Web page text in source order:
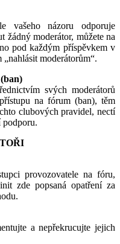
vašeho názoru odporuje
žádný moderátor, můžete na
pod každým příspěvkem v
moderátorům“.
svých moderátorů
na fórum (ban), těm
clubových pravidel, nectí
podporu.
provozovatele na fóru,
zde popsaná opatření za
a nepřekrucujte jejich